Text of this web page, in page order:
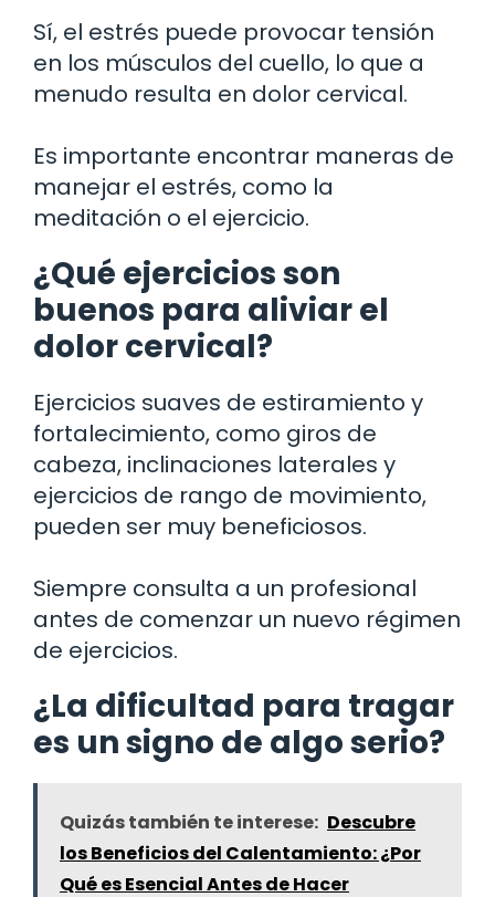
Sí, el estrés puede provocar tensión
en los músculos del cuello, lo que a
menudo resulta en dolor cervical.
Es importante encontrar maneras de
manejar el estrés, como la
meditación o el ejercicio.
¿Qué ejercicios son
buenos para aliviar el
dolor cervical?
Ejercicios suaves de estiramiento y
fortalecimiento, como giros de
cabeza, inclinaciones laterales y
ejercicios de rango de movimiento,
pueden ser muy beneficiosos.
Siempre consulta a un profesional
antes de comenzar un nuevo régimen
de ejercicios.
¿La dificultad para tragar
es un signo de algo serio?
Quizás también te interese: Descubre
los Beneficios del Calentamiento: ¿Por
Qué es Esencial Antes de Hacer